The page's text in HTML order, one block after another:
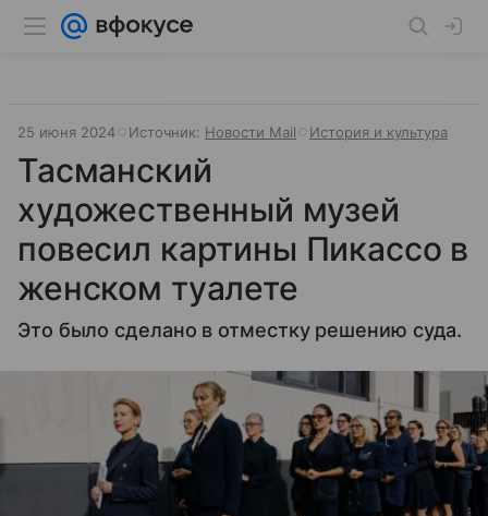
25 июня 2024 Источник: Новости Mail История и культура
Тасманский
художественный музей
повесил картины Пикассо в
женском туалете
Это было сделано в отместку решению суда.